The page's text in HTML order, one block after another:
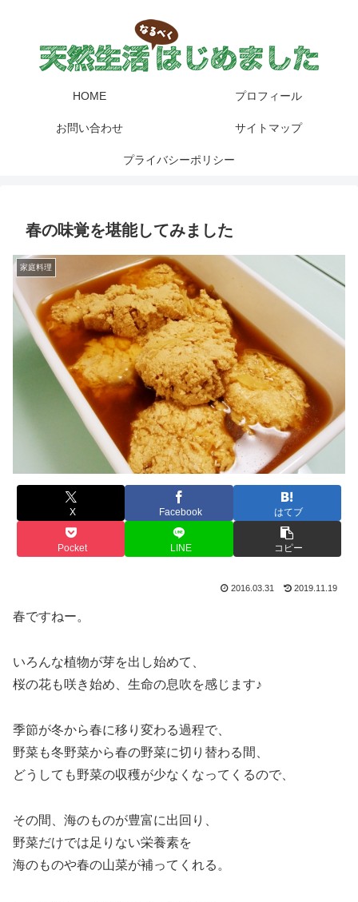
HOME プロフィール
お問い合わせ サイトマップ
プライバシーポリシー
春の味覚を堪能してみました
家庭料理
X Facebook はてブ
Pocket LINE コピー
2016.03.31 2019.11.19
春ですねー。
いろんな植物が芽を出し始めて、
桜の花も咲き始め、生命の息吹を感じます♪
季節が冬から春に移り変わる過程で、
野菜も冬野菜から春の野菜に切り替わる間、
どうしても野菜の収穫が少なくなってくるので、
その間、海のものが豊富に出回り、
野菜だけでは足りない栄養素を
海のものや春の山菜が補ってくれる。